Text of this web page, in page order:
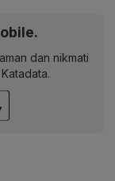
dan nikmati